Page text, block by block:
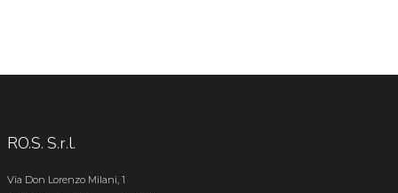
RO.S. S.r.l.
Via Don Lorenzo Milani, 1